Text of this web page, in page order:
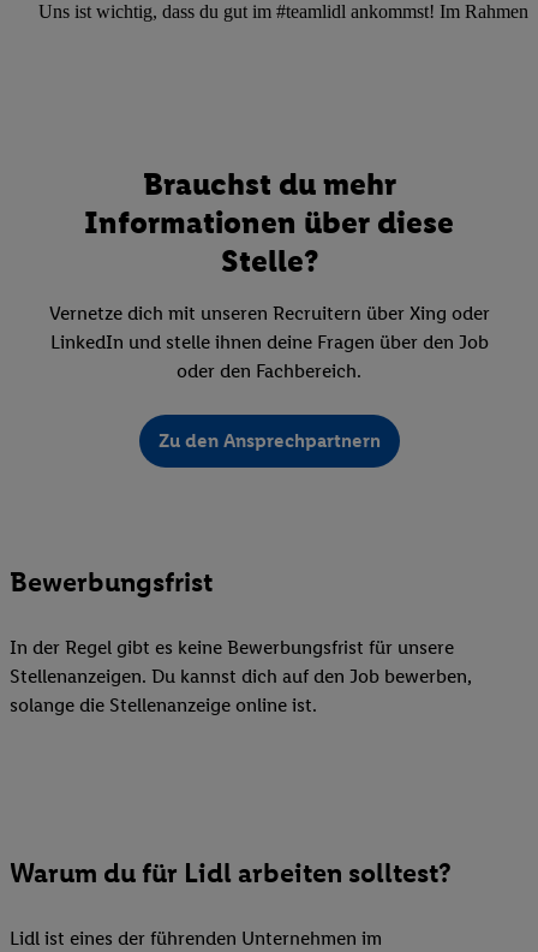
Uns ist wichtig, dass du gut im #teamlidl ankommst! Im Rahmen
Brauchst du mehr
Informationen über diese
Stelle?
Vernetze dich mit unseren Recruitern über Xing oder
LinkedIn und stelle ihnen deine Fragen über den Job
oder den Fachbereich.
Zu den Ansprechpartnern
Bewerbungsfrist
In der Regel gibt es keine Bewerbungsfrist für unsere
Stellenanzeigen. Du kannst dich auf den Job bewerben,
solange die Stellenanzeige online ist.
Warum du für Lidl arbeiten solltest?
Lidl ist eines der führenden Unternehmen im